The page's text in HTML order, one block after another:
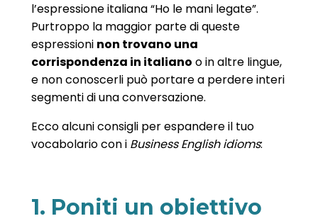
l’espressione italiana “Ho le mani legate”.
Purtroppo la maggior parte di queste
espressioni non trovano una
corrispondenza in italiano o in altre lingue,
e non conoscerli può portare a perdere interi
segmenti di una conversazione.
Ecco alcuni consigli per espandere il tuo
vocabolario con i Business English idioms:
1. Poniti un obiettivo